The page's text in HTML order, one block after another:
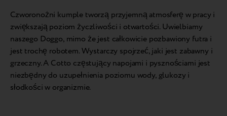
Czworonożni kumple tworzą przyjemną atmosferę w pracy i
zwiększają poziom życzliwości i otwartości. Uwielbiamy
naszego Doggo, mimo że jest całkowicie pozbawiony futra i
jest trochę robotem. Wystarczy spojrzeć, jaki jest zabawny i
grzeczny. A Cotto częstujący napojami i pysznościami jest
niezbędny do uzupełnienia poziomu wody, glukozy i
słodkości w organizmie.